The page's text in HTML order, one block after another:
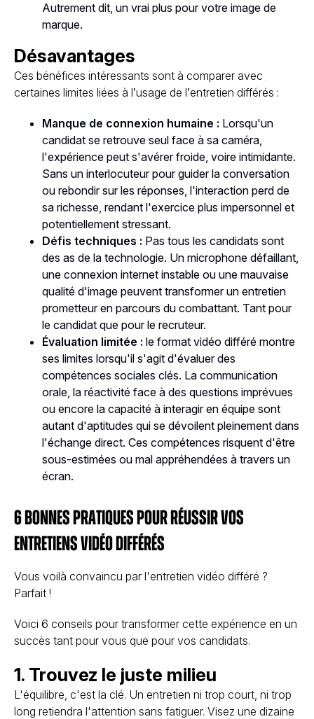
Autrement dit, un vrai plus pour votre image de
marque.
Désavantages
Ces bénéfices intéressants sont à comparer avec
certaines limites liées à l’usage de l’entretien différés :
Manque de connexion humaine : Lorsqu'un
candidat se retrouve seul face à sa caméra,
l'expérience peut s'avérer froide, voire intimidante.
Sans un interlocuteur pour guider la conversation
ou rebondir sur les réponses, l'interaction perd de
sa richesse, rendant l'exercice plus impersonnel et
potentiellement stressant.
Défis techniques : Pas tous les candidats sont
des as de la technologie. Un microphone défaillant,
une connexion internet instable ou une mauvaise
qualité d'image peuvent transformer un entretien
prometteur en parcours du combattant. Tant pour
le candidat que pour le recruteur.
Évaluation limitée : le format vidéo différé montre
ses limites lorsqu'il s'agit d'évaluer des
compétences sociales clés. La communication
orale, la réactivité face à des questions imprévues
ou encore la capacité à interagir en équipe sont
autant d'aptitudes qui se dévoilent pleinement dans
l'échange direct. Ces compétences risquent d'être
sous-estimées ou mal appréhendées à travers un
écran.
6 bonnes pratiques pour réussir vos
entretiens vidéo différés
Vous voilà convaincu par l'entretien vidéo différé ?
Parfait !
Voici 6 conseils pour transformer cette expérience en un
succès tant pour vous que pour vos candidats.
1. Trouvez le juste milieu
L'équilibre, c'est la clé. Un entretien ni trop court, ni trop
long retiendra l'attention sans fatiguer. Visez une dizaine